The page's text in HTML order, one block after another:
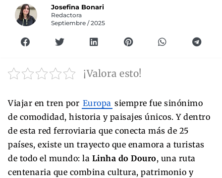
Josefina Bonari
Redactora
Septiembre / 2025
¡Valora esto!
Viajar en tren por Europa siempre fue sinónimo
de comodidad, historia y paisajes únicos. Y dentro
de esta red ferroviaria que conecta más de 25
países, existe un trayecto que enamora a turistas
de todo el mundo: la Linha do Douro, una ruta
centenaria que combina cultura, patrimonio y